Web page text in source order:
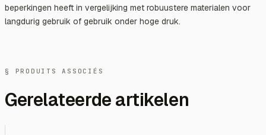
beperkingen heeft in vergelijking met robuustere materialen voor
langdurig gebruik of gebruik onder hoge druk.
§ PRODUITS ASSOCIÉS
Gerelateerde artikelen